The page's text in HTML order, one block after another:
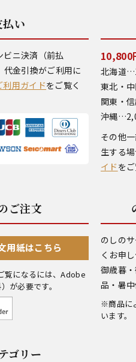
払い
ビニ決済（前払
金引換がご利用に
利用ガイドをご覧く
10,800
北海道
東北・
関東・
沖縄
その他
生する
イド を
ご注文
用紙はこちら
覧になるには、Adobe
）が必要です。
のしの
くお申
御歳暮
品・暑中
※商品に
います。
ゴリー